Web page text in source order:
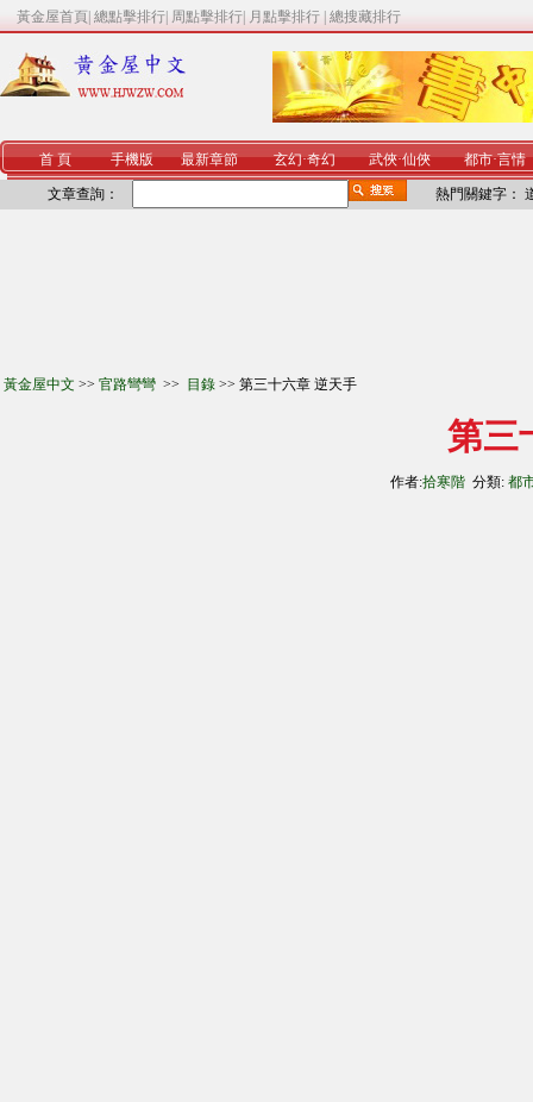
黃金屋首頁 總點擊排行 周點擊排行 月點擊排行 總搜藏排行
首 頁 手機版 最新章節 玄幻·奇幻 武俠·仙俠 都市·言情
文章查詢： 熱門關鍵字：
黃金屋中文 >> 官路彎彎 >> 目錄 >> 第三十六章 逆天手
第三
作者:拾寒階 分類: 都